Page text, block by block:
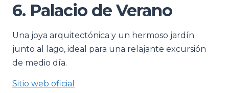
6. Palacio de Verano
Una joya arquitectónica y un hermoso jardín
junto al lago, ideal para una relajante excursión
de medio día.
Sitio web oficial